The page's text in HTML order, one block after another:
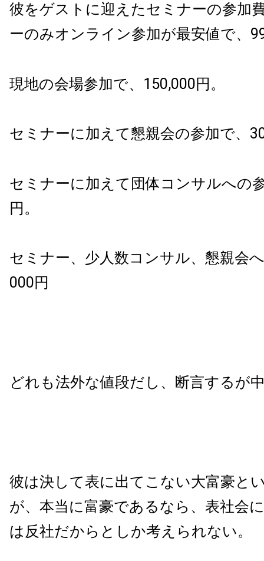
彼をゲストに迎えたセミナーの参加
ーのみオンライン参加が最安値で、
現地の会場参加で、150,000円。
セミナーに加えて懇親会の参加で、
セミナーに加えて団体コンサルへの
円。
セミナー、少人数コンサル、懇親会
000円
どれも法外な値段だし、断言するが
彼は決して表に出てこない大富豪と
が、本当に富豪であるなら、表社会
は反社だからとしか考えられない。